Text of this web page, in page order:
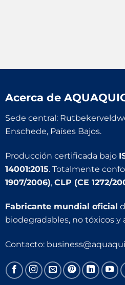
Acerca de
Sede central:
Enschede, Países Bajos.
Producción certificada bajo
14001:2015. Totalmente
1907/2006), CLP (CE 1272/
Fabricante mundial oficial
biodegradables, no tóxicos y
Contacto: